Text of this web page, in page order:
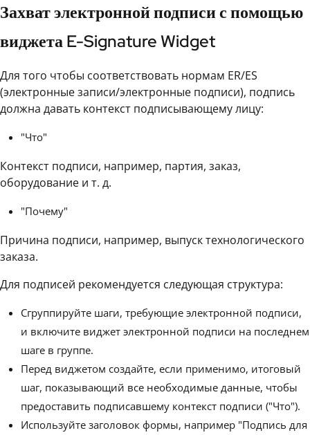
Захват электронной подписи с помощью
виджета E-Signature Widget
Для того чтобы соответствовать нормам ER/ES
(электронные записи/электронные подписи), подпись
должна давать контекст подписывающему лицу:
"Что"
Контекст подписи, например, партия, заказ,
оборудование и т. д.
"Почему"
Причина подписи, например, выпуск технологического
заказа.
Для подписей рекомендуется следующая структура:
Сгруппируйте шаги, требующие электронной подписи,
и включите виджет электронной подписи на последнем
шаге в группе.
Перед виджетом создайте, если применимо, итоговый
шаг, показывающий все необходимые данные, чтобы
предоставить подписавшему контекст подписи ("Что").
Используйте заголовок формы, например "Подпись для